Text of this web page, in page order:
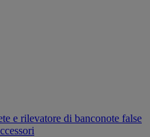
e rilevatore di banconote false